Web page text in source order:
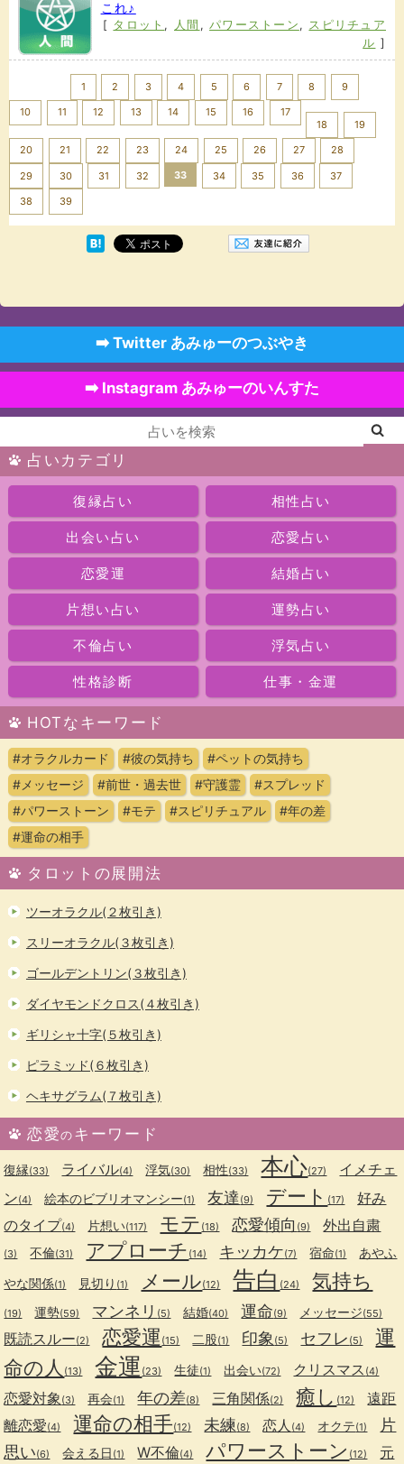
これ♪
[ タロット , 人間 ,パワーストーン , スピリチュア
ル ]
1 2 3 4 5 6 7 8 9
10 11 12 13 14 15 16
17
18
19
20 21 22 23 24 25 26 27 28
29 30 31 32 33 34 35 36 37
38 39
➡️ Twitter あみゅーのつぶやき
➡️ Instagram あみゅーのいんすた
占いカテゴリ
復縁占い 相性占い
出会い占い 恋愛占い
恋愛運 結婚占い
片想い占い 運勢占い
不倫占い 浮気占い
性格診断 仕事・金運
HOTなキーワード
#オラクルカード #彼の気持ち
#ペットの気持ち
#メッセージ
#前世・過去世 #守護霊
#スプレッド
#パワーストーン
#モテ #スピリチュアル
#年の差
#運命の相手
タロットの展開法
ツーオラクル(２枚引き)
スリーオラクル(３枚引き)
ゴールデントリン(３枚引き)
ダイヤモンドクロス(４枚引き)
ギリシャ十字(５枚引き)
ピラミッド(６枚引き)
ヘキサグラム(７枚引き)
恋愛のキーワード
復縁(33) ライバル(4) 浮気(30) 相性(33) 本心(27)
イメチェ
ン(4) 絵本のビブリオマンシー(1) 友達 (9) デート (17)
好み
のタイプ(4) 片想い(117) モテ (18) 恋愛傾向 (9) 外出自粛
(3) 不倫(31) アプローチ (14) キッカケ(7) 宿命(1)
あやふ
やな関係(1) 見切り (1) メール(12) 告白 (24) 気持ち
(19) 運勢(59) マンネリ (5) 結婚(40) 運命(9) メッセージ(55)
既読スルー(2) 恋愛運 (15) 二股(1) 印象 (5) セフレ (5)
運
命の人 (13) 金運 (23) 生徒(1) 出会い(72) クリスマス (4)
恋愛対象 (3) 再会(1) 年の差(8) 三角関係(2) 癒し (12)
遠距
離恋愛(4) 運命の相手(12) 未練(8) 恋人 (4) オクテ(1)
片
思い(6) 会える日 (1) W不倫(4) パワーストーン (12)
元